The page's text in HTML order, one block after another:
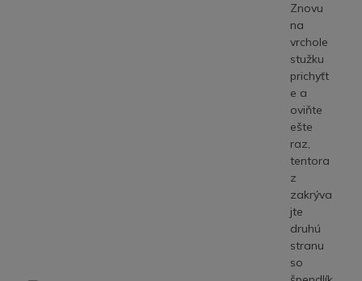
Znovu
na
vrchole
stužku
prichyťt
e a
oviňte
ešte
raz,
tentora
z
zakrýva
jte
druhú
stranu
so